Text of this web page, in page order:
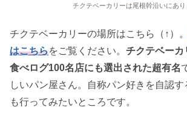
チクテベーカリーは尾根幹沿いにあり
チクテベーカリーの場所はこちら（↑）。
はこちらをご覧ください。 チクテベーカ
食べログ100名店にも選出された超有名
しいパン屋さん。自称パン好きを自認
も行ってみたいところです。